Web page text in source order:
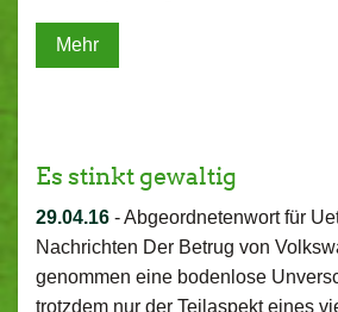
Mehr
Es stinkt gewaltig
29.04.16 -Abgeordnetenwort für
Nachrichten Der Betrug von
genommen eine bodenlose
trotzdem nur der Teilaspekt eines